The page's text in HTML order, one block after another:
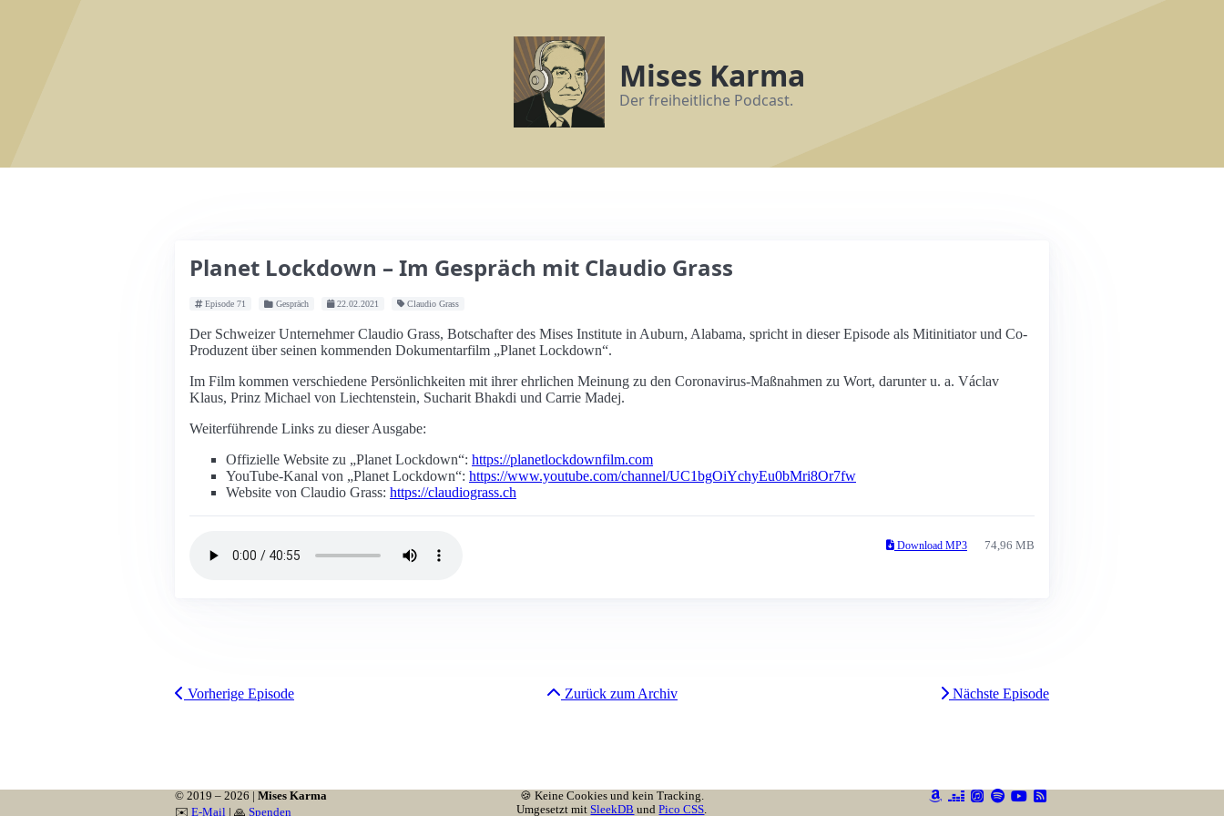
Mises Karma
Der freiheitliche Podcast.
Planet Lockdown – Im Gespräch mit Claudio Grass
Episode 71 Gespräch 22.02.2021 Claudio Grass
Der Schweizer Unternehmer Claudio Grass, Botschafter des Mises Institute in Auburn, Alabama, spricht in dieser Episode als Mitinitiator und Co-
Produzent über seinen kommenden Dokumentarfilm „Planet Lockdown“.
Im Film kommen verschiedene Persönlichkeiten mit ihrer ehrlichen Meinung zu den Coronavirus-Maßnahmen zu Wort, darunter u. a. Václav
Klaus, Prinz Michael von Liechtenstein, Sucharit Bhakdi und Carrie Madej.
Weiterführende Links zu dieser Ausgabe:
Offizielle Website zu „Planet Lockdown“: https://planetlockdownfilm.com
YouTube-Kanal von „Planet Lockdown“: https://www.youtube.com/channel/UC1bgOiYchyEu0bMri8Or7fw
Website von Claudio Grass: https://claudiograss.ch
Download MP3 74,96 MB
Vorherige Episode Zurück zum Archiv Nächste Episode
© 2019 – 2026 | Mises Karma
✉️ E-Mail | 🙏 Spenden
🍪 Keine Cookies und kein Tracking.
Umgesetzt mitSleekDB undPico CSS.